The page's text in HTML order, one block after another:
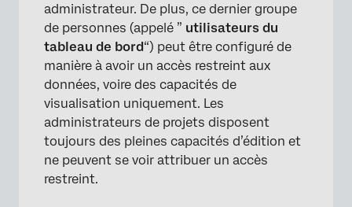
×
administrateur. De plus, ce dernier groupe
de personnes (appelé ” utilisateurs du
tableau de bord“) peut être configuré de
manière à avoir un accès restreint aux
données, voire des capacités de
visualisation uniquement. Les
administrateurs de projets disposent
toujours des pleines capacités d’édition et
ne peuvent se voir attribuer un accès
restreint.